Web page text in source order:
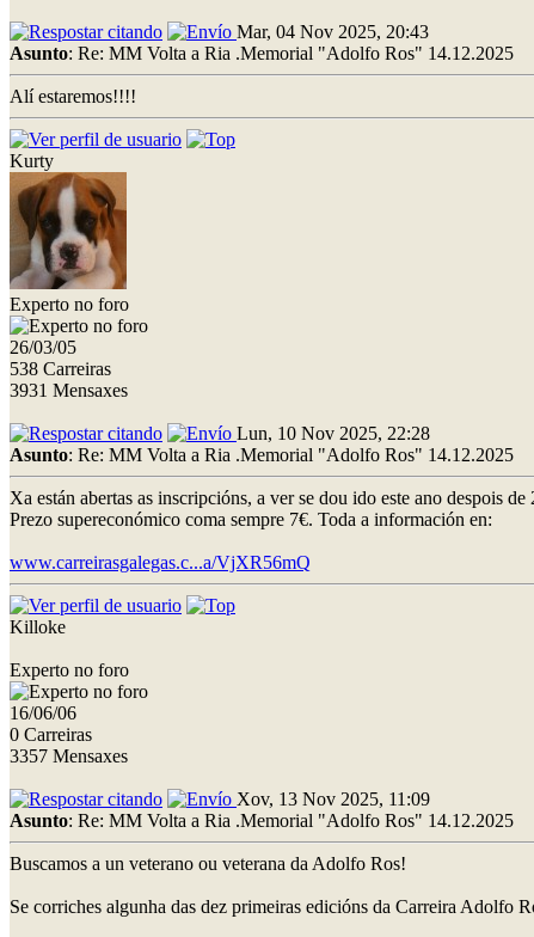
Mar, 04 Nov 2025, 20:43
Asunto: Re: MM Volta a Ria .Memorial "Adolfo Ros" 14.12.2025
Alí estaremos!!!!
Kurty
Experto no foro
26/03/05
538 Carreiras
3931 Mensaxes
Lun, 10 Nov 2025, 22:28
Asunto: Re: MM Volta a Ria .Memorial "Adolfo Ros" 14.12.2025
Xa están abertas as inscripcións, a ver se dou ido este ano despois
Prezo supereconómico coma sempre 7€. Toda a información en:
www.carreirasgalegas.c...a/VjXR56mQ
Killoke
Experto no foro
16/06/06
0 Carreiras
3357 Mensaxes
Xov, 13 Nov 2025, 11:09
Asunto: Re: MM Volta a Ria .Memorial "Adolfo Ros" 14.12.2025
Buscamos a un veterano ou veterana da Adolfo Ros!
Se corriches algunha das dez primeiras edicións da Carreira Adolfo